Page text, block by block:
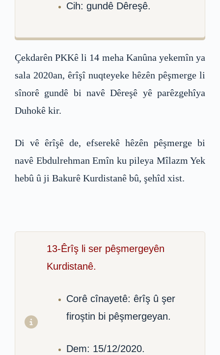
Cih: gundê Dêreşê.
Çekdarên PKKê li 14 meha Kanûna yekemîn ya
sala 2020an, êrîşî nuqteyeke hêzên pêşmerge li
sînorê gundê bi navê Dêreşê yê parêzgehîya
Duhokê kir.
Di vê êrîşê de, efserekê hêzên pêşmerge bi
navê Ebdulrehman Emîn ku pileya Mîlazm Yek
hebû û ji Bakurê Kurdistanê bû, şehîd xist.
13-Êrîş li ser pêşmergeyên
Kurdistanê.
Corê cînayetê: êrîş û şer
firoştin bi pêşmergeyan.
Dem: 15/12/2020.